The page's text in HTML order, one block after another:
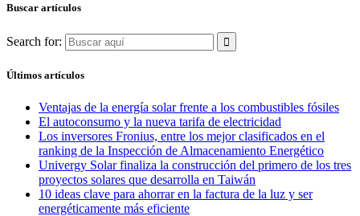
Buscar artículos
Search for:
Últimos artículos
Ventajas de la energía solar frente a los combustibles fósiles
El autoconsumo y la nueva tarifa de electricidad
Los inversores Fronius, entre los mejor clasificados en el
ranking de la Inspección de Almacenamiento Energético
Univergy Solar finaliza la construcción del primero de los tres
proyectos solares que desarrolla en Taiwán
10 ideas clave para ahorrar en la factura de la luz y ser
energéticamente más eficiente